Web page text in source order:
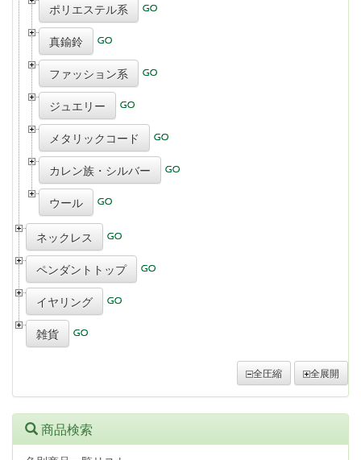
ポリエステル系
真鍮鈴
ファッション系
ジュエリー
メタリックコード
カレン族・シルバー
ウール
ネックレス
ペンダントトップ
イヤリング
雑貨
全圧縮 全展開
商品検索